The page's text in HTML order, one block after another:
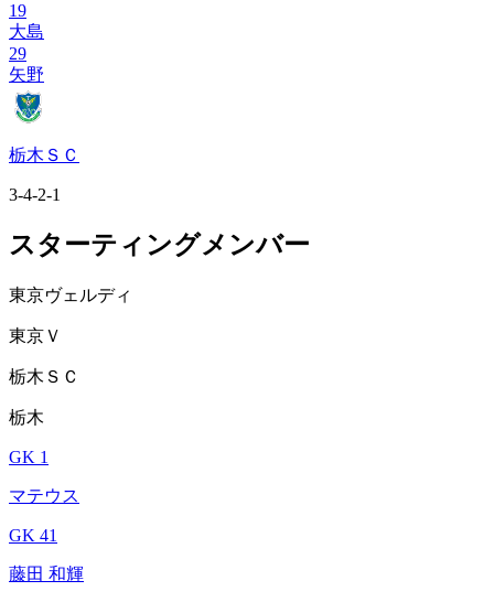
19
大島
29
矢野
栃木ＳＣ
3-4-2-1
スターティングメンバー
東京ヴェルディ
東京Ｖ
栃木ＳＣ
栃木
GK 1
マテウス
GK 41
藤田 和輝